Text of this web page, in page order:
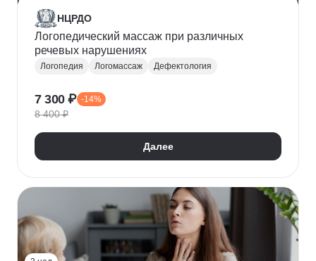
НЦРДО
Логопедический массаж при различных
речевых нарушениях
Логопедия Логомассаж Дефектология
7 300 ₽ -14%
8 400 ₽
Далее